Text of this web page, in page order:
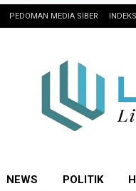
PEDOMAN MEDIA SIBER INDEKS
NEWS POLITIK